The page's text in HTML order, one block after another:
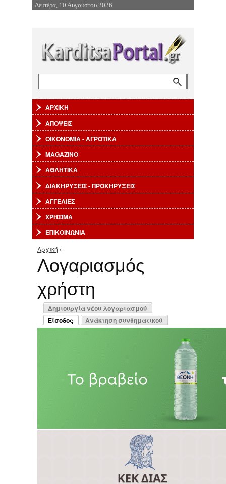
Επιστροφή στην Πλοήγηση
Δευτέρα, 10 Αυγούστου 2026
ΑΡΧΙΚΗ
ΑΠΟΨΕΙΣ
ΟΙΚΟΝΟΜΙΑ - ΑΓΡΟΤΙΚΑ
MAGAZINO
ΑΘΛΗΤΙΚΑ
ΔΙΑΚΗΡΥΞΕΙΣ - ΠΡΟΚΗΡΥΞΕΙΣ
ΑΓΓΕΛΙΕΣ
ΧΡΗΣΙΜΑ
ΕΠΙΚΟΙΝΩΝΙΑ
Είστε εδώ
Αρχική ›
Λογαριασμός
χρήστη
Πρωτεύουσες καρτέλες
Δημιουργία νέου λογαριασμού
Είσοδος
(ενεργή καρτέλα)
Ανάκτηση συνθηματικού